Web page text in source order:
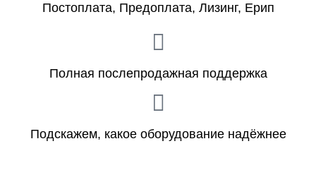
Постоплата, Предоплата, Лизинг, Ерип
Полная послепродажная поддержка
Подскажем, какое оборудование надёжнее